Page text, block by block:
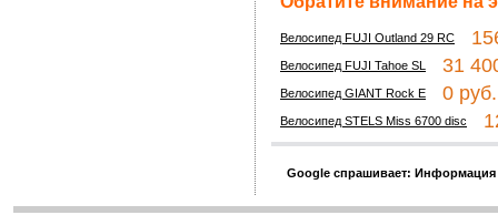
Велосипед FUJI Outland 29 RC
Велосипед FUJI Tahoe SL 31
Велосипед GIANT Rock E 0 руб.
Велосипед STELS Miss 6700 disc
Google спрашивает: